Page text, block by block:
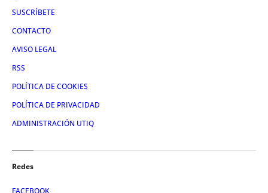
SUSCRÍBETE
CONTACTO
AVISO LEGAL
RSS
POLÍTICA DE COOKIES
POLÍTICA DE PRIVACIDAD
ADMINISTRACIÓN UTIQ
Redes
FACEBOOK